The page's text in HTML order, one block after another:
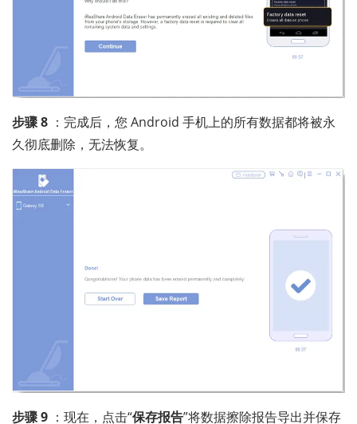
步骤 8 ：完成后，您 Android 手机上的所有数据都将被永
久彻底删除，无法恢复。
步骤 9 ：现在，点击“保存报告”将数据擦除报告导出并保存